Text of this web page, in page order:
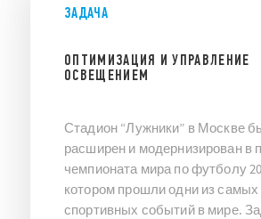
ЗАДАЧА
ОПТИМИЗАЦИЯ И УПРАВЛЕНИЕ
ОСВЕЩЕНИЕМ
Стадион “Лужники” в Москве
расширен и модернизирован в
чемпионата мира по футболу
котором прошли одни из
спортивных событий в мире.